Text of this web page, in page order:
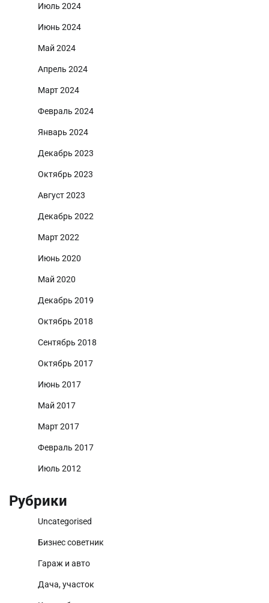
Июль 2024
Июнь 2024
Май 2024
Апрель 2024
Март 2024
Февраль 2024
Январь 2024
Декабрь 2023
Октябрь 2023
Август 2023
Декабрь 2022
Март 2022
Июнь 2020
Май 2020
Декабрь 2019
Октябрь 2018
Сентябрь 2018
Октябрь 2017
Июнь 2017
Май 2017
Март 2017
Февраль 2017
Июль 2012
Рубрики
Uncategorised
Бизнес советник
Гараж и авто
Дача, участок